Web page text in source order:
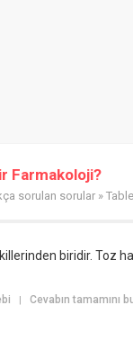
Farmakoloji?
sorulan sorular »
biridir. Toz
| Cevabın tamamını